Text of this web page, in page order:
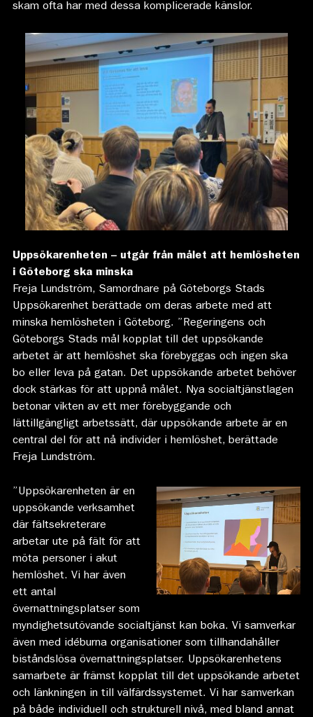
skam ofta har med dessa komplicerade känslor.
Uppsökarenheten – utgår från målet att hemlösheten
i Göteborg ska minska
Freja Lundström, Samordnare på Göteborgs Stads
Uppsökarenhet berättade om deras arbete med att
minska hemlösheten i Göteborg. ”Regeringens och
Göteborgs Stads mål kopplat till det uppsökande
arbetet är att hemlöshet ska förebyggas och ingen ska
bo eller leva på gatan. Det uppsökande arbetet behöver
dock stärkas för att uppnå målet. Nya socialtjänstlagen
betonar vikten av ett mer förebyggande och
lättillgängligt arbetssätt, där uppsökande arbete är en
central del för att nå individer i hemlöshet, berättade
Freja Lundström.
”Uppsökarenheten är en
uppsökande verksamhet
där fältsekreterare
arbetar ute på fält för att
möta personer i akut
hemlöshet. Vi har även
ett antal
övernattningsplatser som
myndighetsutövande socialtjänst kan boka. Vi samverkar
även med idéburna organisationer som tillhandahåller
biståndslösa övernattningsplatser. Uppsökarenhetens
samarbete är främst kopplat till det uppsökande arbetet
och länkningen in till välfärdssystemet. Vi har samverkan
på både individuell och strukturell nivå, med bland annat